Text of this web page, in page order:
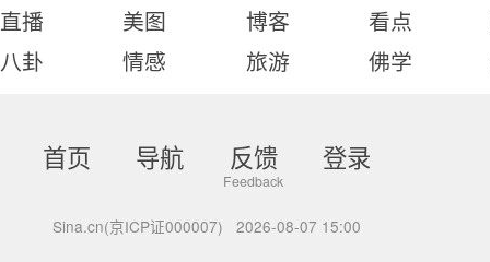
直播 美图 博客 看点
八卦 情感 旅游 佛学
首页 导航 反馈 登录
Sina.cn(京ICP证000007) 2026-08-07 15:00